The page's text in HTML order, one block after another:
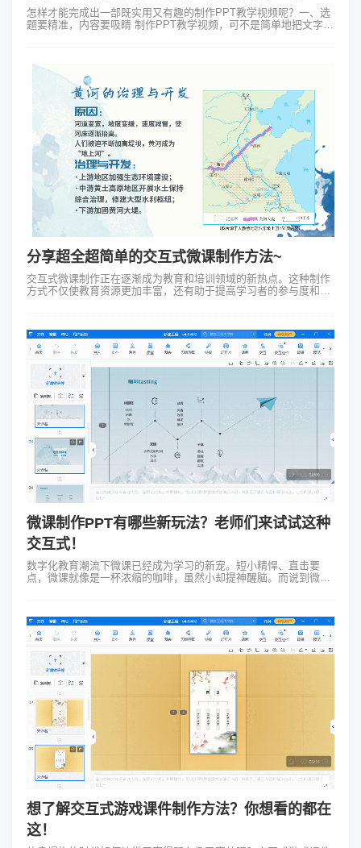
怎样才能完成出一部既实用又有趣的制作PPT教学视频呢？一、选
题要精准，内容要吸睛 制作PPT教学视频，可不是简单地把文字和
分享超全超简单的交互式微课制作方法~
交互式微课制作正在逐渐成为教育和培训领域的新热点。这种制作
方式不仅使教育资源更加丰富，还有助于提高学习者的参与度和兴
微课制作PPT有哪些新玩法？老师们来试试这种
交互式！
数字化教育潮流下微课已经成为学习的新宠。短小精悍、直击要
点，微课就像是一杯浓缩的咖啡，虽然小却提神醒脑。而说到微课
想了解交互式游戏课件制作方法？你想看的都在
这！